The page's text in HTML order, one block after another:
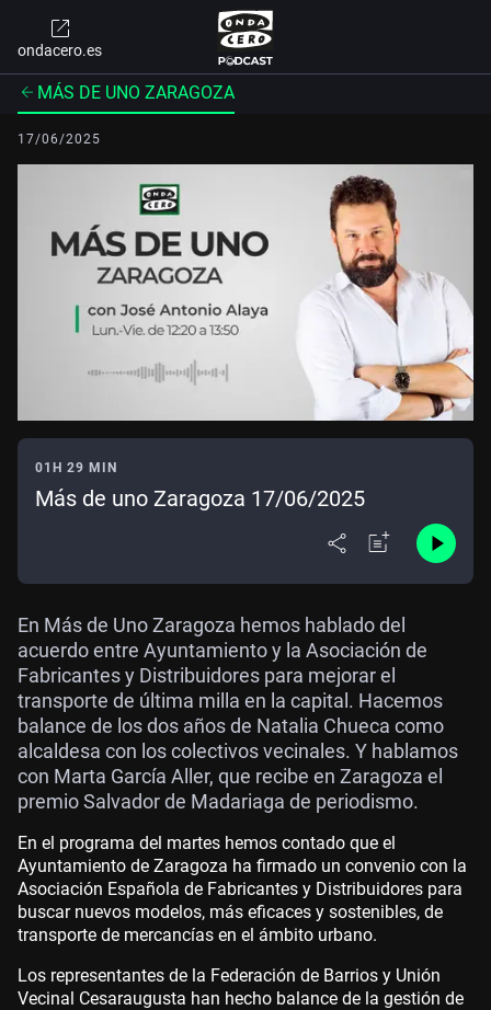
ondacero.es
MÁS DE UNO ZARAGOZA
17/06/2025
01H 29 MIN
Más de uno Zaragoza 17/06/2025
En Más de Uno Zaragoza hemos hablado del
acuerdo entre Ayuntamiento y la Asociación de
Fabricantes y Distribuidores para mejorar el
transporte de última milla en la capital. Hacemos
balance de los dos años de Natalia Chueca como
alcaldesa con los colectivos vecinales. Y hablamos
con Marta García Aller, que recibe en Zaragoza el
premio Salvador de Madariaga de periodismo.
En el programa del martes hemos contado que el
Ayuntamiento de Zaragoza ha firmado un convenio con la
Asociación Española de Fabricantes y Distribuidores para
buscar nuevos modelos, más eficaces y sostenibles, de
transporte de mercancías en el ámbito urbano.
Los representantes de la Federación de Barrios y Unión
Vecinal Cesaraugusta han hecho balance de la gestión de